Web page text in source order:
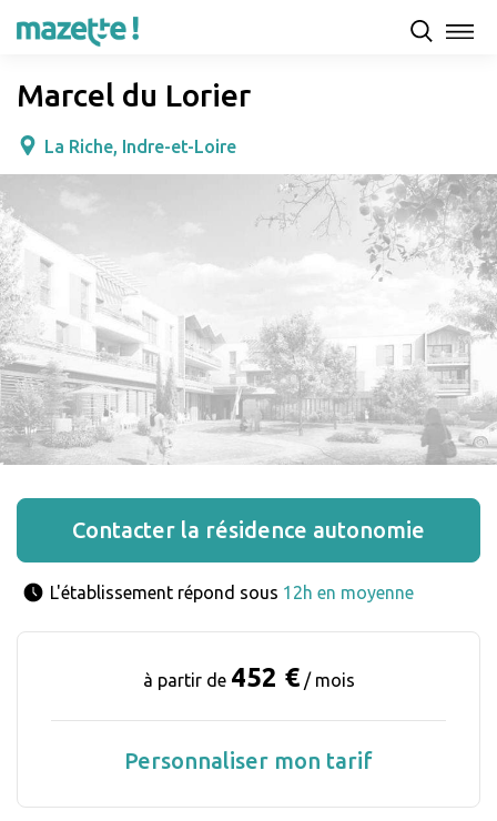
Marcel du Lorier
La Riche, Indre-et-Loire
Contacter la résidence autonomie
L'établissement répond sous 12h en moyenne
à partir de 452 €/ mois
Personnaliser mon tarif